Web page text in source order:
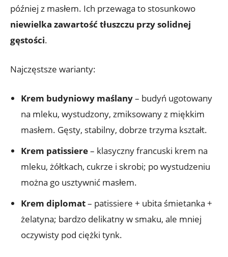
później z masłem. Ich przewaga to stosunkowo
niewielka zawartość tłuszczu przy solidnej
gęstości.
Najczęstsze warianty:
Krem budyniowy maślany– budyń ugotowany
na mleku, wystudzony, zmiksowany z miękkim
masłem. Gęsty, stabilny, dobrze trzyma kształt.
Krem patissiere– klasyczny francuski krem na
mleku, żółtkach, cukrze i skrobi; po wystudzeniu
można go usztywnić masłem.
Krem diplomat– patissiere + ubita śmietanka +
żelatyna; bardzo delikatny w smaku, ale mniej
oczywisty pod ciężki tynk.